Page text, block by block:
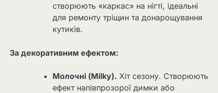
створюють «каркас» на нігті, ідеальні
для ремонту тріщин та донарощування
кутиків.
За декоративним ефектом:
Молочні (Milky). Хіт сезону. Створюють
ефект напівпрозорої димки або